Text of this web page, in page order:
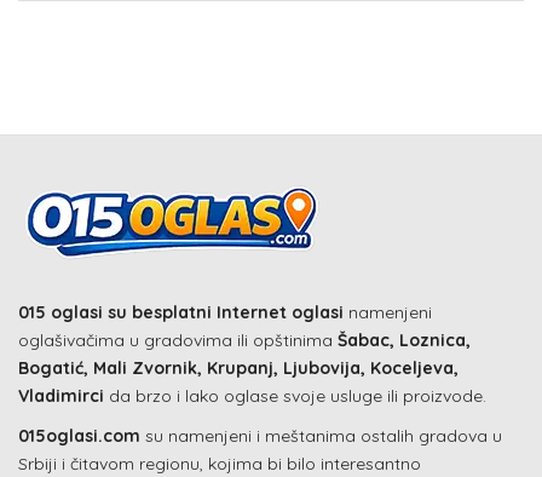
015 oglasi su besplatni Internet oglasi namenjeni
oglašivačima u gradovima ili opštinima Šabac, Loznica,
Bogatić, Mali Zvornik, Krupanj, Ljubovija, Koceljeva,
Vladimirci da brzo i lako oglase svoje usluge ili proizvode.
015oglasi.com su namenjeni i meštanima ostalih gradova u
Srbiji i čitavom regionu, kojima bi bilo interesantno